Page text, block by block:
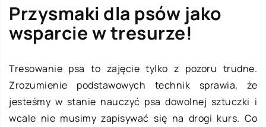
Przysmaki dla psów jako
wsparcie w tresurze!
Tresowanie psa to zajęcie tylko z pozoru trudne.
Zrozumienie podstawowych technik sprawia, że
jesteśmy w stanie nauczyć psa dowolnej sztuczki i
wcale nie musimy zapisywać się na drogi kurs. Co